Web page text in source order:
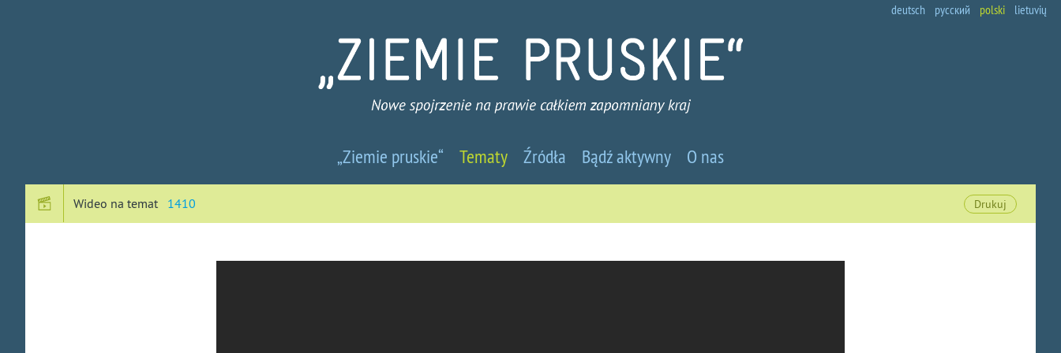
deutsch русский polski lietuvių
pruskie
-
Nowe
„Ziemie pruskie“ Tematy Źródła Bądź aktywny O nas
Wideo na temat 1410 Drukuj